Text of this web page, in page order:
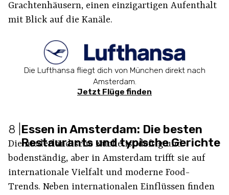
Grachtenhäusern, einen einzigartigen Aufenthalt
mit Blick auf die Kanäle.
Die Lufthansa fliegt dich von München direkt nach
Amsterdam.
Jetzt Flüge finden
8 Essen in Amsterdam: Die besten
Restaurants und typische Gerichte
Die niederländische Küche ist deftig und
bodenständig, aber in Amsterdam trifft sie auf
internationale Vielfalt und moderne Food-
Trends. Neben internationalen Einflüssen finden